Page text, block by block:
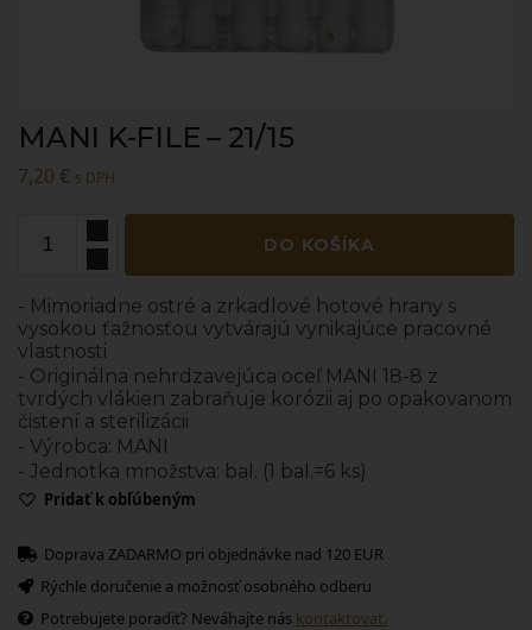
MANI K-FILE – 21/15
7,20 € s DPH
DO KOŠÍKA
- Mimoriadne ostré a zrkadlové hotové hrany s
vysokou ťažnosťou vytvárajú vynikajúce pracovné
vlastnosti
- Originálna nehrdzavejúca oceľ MANI 18-8 z
tvrdých vlákien zabraňuje korózii aj po opakovanom
čistení a sterilizácii
- Výrobca: MANI
- Jednotka množstva: bal. (1 bal.=6 ks)
Pridať k obľúbeným
Doprava ZADARMO pri objednávke nad 120 EUR
Rýchle doručenie a možnosť osobného odberu
Potrebujete poradiť? Neváhajte nás kontaktovať.